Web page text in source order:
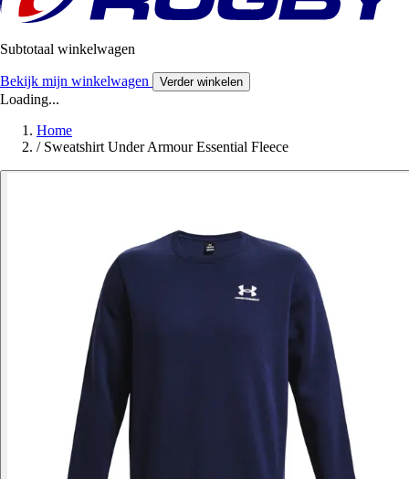
Subtotaal winkelwagen
Bekijk mijn winkelwagen Verder winkelen
Loading...
Home
/ Sweatshirt Under Armour Essential Fleece